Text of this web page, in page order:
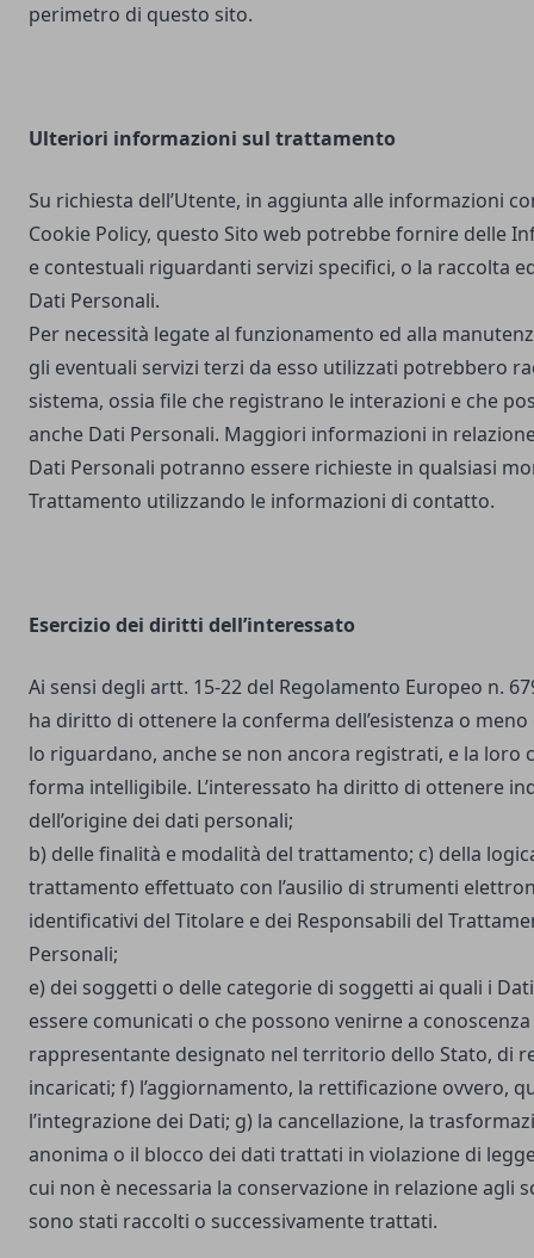
perimetro di questo sito.
Ulteriori informazioni sul trattamento
Su richiesta dell’Utente, in aggiunta alle informazioni
Cookie Policy, questo Sito web potrebbe fornire delle
e contestuali riguardanti servizi specifici, o la raccolta
Dati Personali.
Per necessità legate al funzionamento ed alla
gli eventuali servizi terzi da esso utilizzati potrebbero
sistema, ossia file che registrano le interazioni e che
anche Dati Personali. Maggiori informazioni in
Dati Personali potranno essere richieste in qualsiasi
Trattamento utilizzando le informazioni di contatto.
Esercizio dei diritti dell’interessato
Ai sensi degli artt. 15-22 del Regolamento Europeo n.
ha diritto di ottenere la conferma dell’esistenza o
lo riguardano, anche se non ancora registrati, e la loro
forma intelligibile. L’interessato ha diritto di ottenere
dell’origine dei dati personali;
b) delle finalità e modalità del trattamento; c) della
trattamento effettuato con l’ausilio di strumenti
identificativi del Titolare e dei Responsabili del
Personali;
e) dei soggetti o delle categorie di soggetti ai quali i
essere comunicati o che possono venirne a
rappresentante designato nel territorio dello Stato, di
incaricati; f) l’aggiornamento, la rettificazione ovvero,
l’integrazione dei Dati; g) la cancellazione, la
anonima o il blocco dei dati trattati in violazione di
cui non è necessaria la conservazione in relazione agli
sono stati raccolti o successivamente trattati.